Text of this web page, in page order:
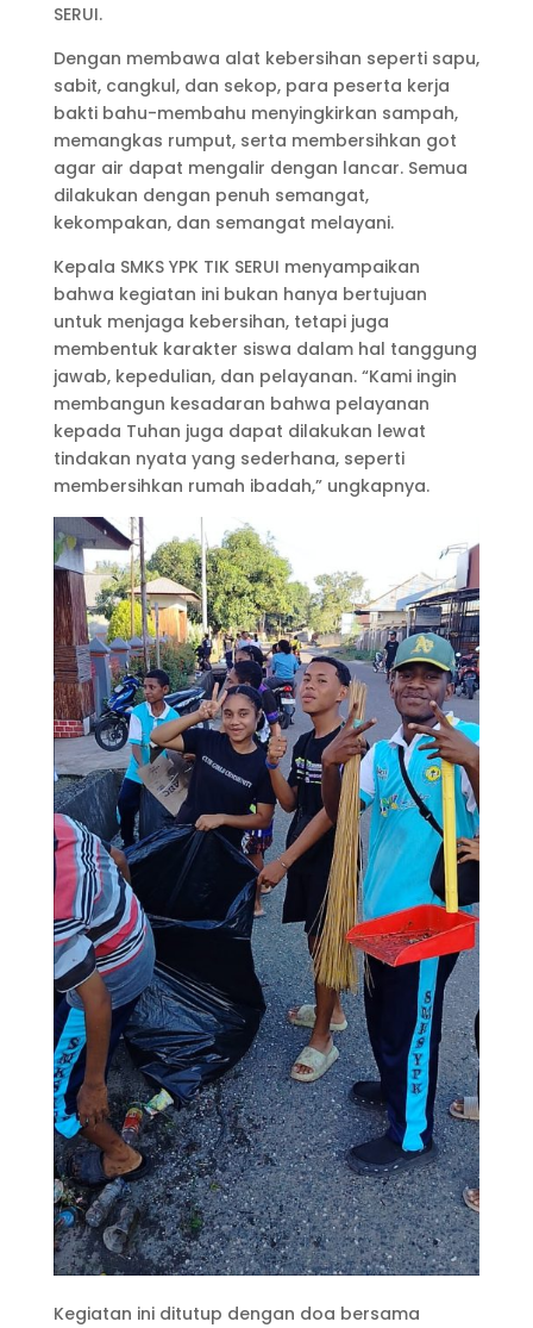
SERUI.
Dengan membawa alat kebersihan seperti sapu,
sabit, cangkul, dan sekop, para peserta kerja
bakti bahu-membahu menyingkirkan sampah,
memangkas rumput, serta membersihkan got
agar air dapat mengalir dengan lancar. Semua
dilakukan dengan penuh semangat,
kekompakan, dan semangat melayani.
Kepala SMKS YPK TIK SERUI menyampaikan
bahwa kegiatan ini bukan hanya bertujuan
untuk menjaga kebersihan, tetapi juga
membentuk karakter siswa dalam hal tanggung
jawab, kepedulian, dan pelayanan. “Kami ingin
membangun kesadaran bahwa pelayanan
kepada Tuhan juga dapat dilakukan lewat
tindakan nyata yang sederhana, seperti
membersihkan rumah ibadah,” ungkapnya.
Kegiatan ini ditutup dengan doa bersama